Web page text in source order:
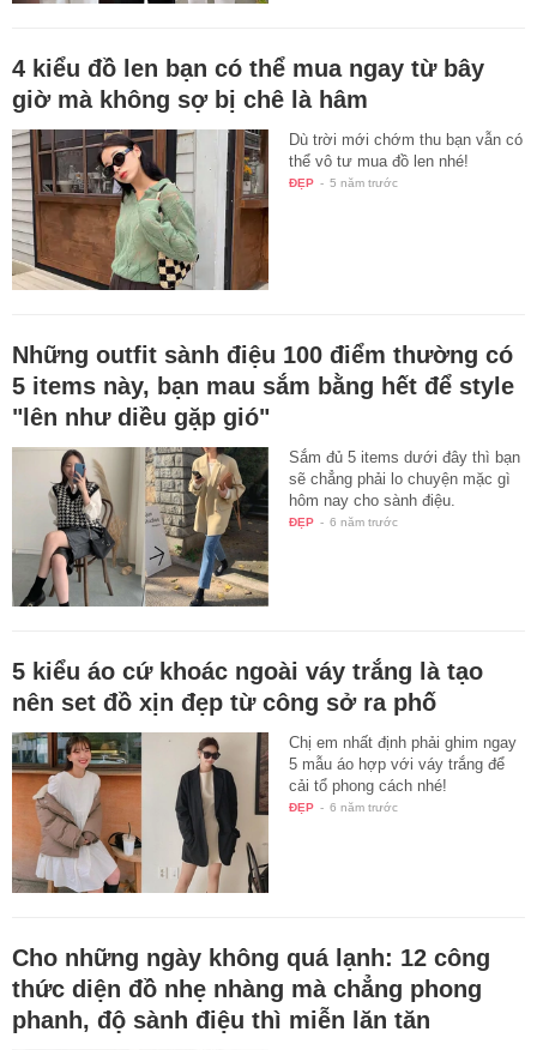
4 kiểu đồ len bạn có thể mua ngay từ bây
giờ mà không sợ bị chê là hâm
Dù trời mới chớm thu bạn vẫn có
thể vô tư mua đồ len nhé!
ĐẸP - 5 năm trước
Những outfit sành điệu 100 điểm thường có
5 items này, bạn mau sắm bằng hết để style
"lên như diều gặp gió"
Sắm đủ 5 items dưới đây thì bạn
sẽ chẳng phải lo chuyện mặc gì
hôm nay cho sành điệu.
ĐẸP - 6 năm trước
5 kiểu áo cứ khoác ngoài váy trắng là tạo
nên set đồ xịn đẹp từ công sở ra phố
Chị em nhất định phải ghim ngay
5 mẫu áo hợp với váy trắng để
cải tổ phong cách nhé!
ĐẸP - 6 năm trước
Cho những ngày không quá lạnh: 12 công
thức diện đồ nhẹ nhàng mà chẳng phong
phanh, độ sành điệu thì miễn lăn tăn